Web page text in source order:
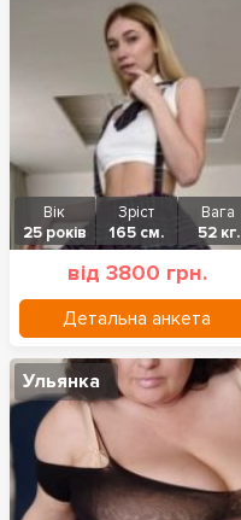
Вік
25 років
Зріст
165 см.
Вага
52 кг.
від 3800 грн.
Детальна анкета
Ульянка